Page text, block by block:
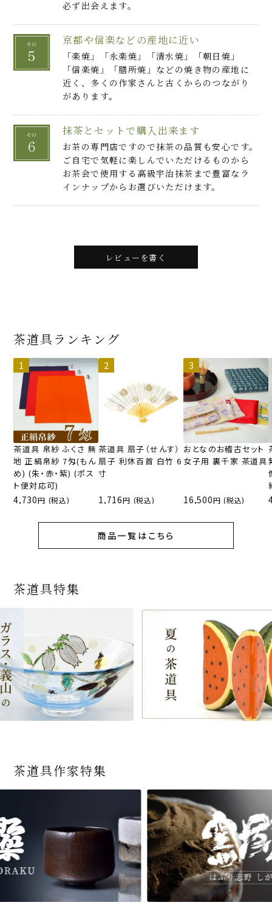
必ず出会えます。
京都や信楽などの産地に近い
「楽焼」「永楽焼」「清水焼」「朝日焼」
「信楽焼」「膳所焼」などの焼き物の産地に
近く、多くの作家さんと古くからのつながり
があります。
抹茶とセットで購入出来ます
お茶の専門店ですので抹茶の品質も安心です。
ご自宅で気軽に楽しんでいただけるものから
お茶会で使用する高級宇治抹茶まで豊富なラ
インナップからお選びいただけます。
レビューを書く
茶道具ランキング
茶道具 帛紗 ふくさ 無
地 正絹帛紗 7匁(もん
め) (朱・赤・紫) (ポス
ト便対応可)
4,730 (税込)
茶道具 扇子（せんす）
扇子 利休百首 白竹 6
寸
1,716 (税込)
おとなのお稽古セット
女子用 裏千家 茶道具
16,500 (税込)
商品一覧はこちら
茶道具特集
茶道具作家特集